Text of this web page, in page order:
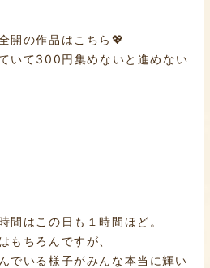
開の作品はこちら💖
いて300円集めないと進めない
間はこの日も１時間ほど。
もちろんですが、
でいる様子がみんな本当に輝い